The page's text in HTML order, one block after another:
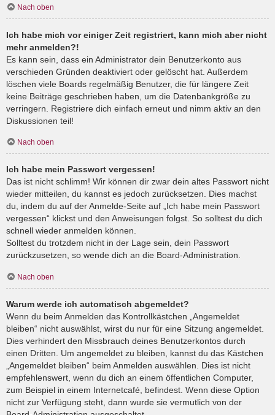
Nach oben
Ich habe mich vor einiger Zeit registriert, kann mich aber nicht
mehr anmelden?!
Es kann sein, dass ein Administrator dein Benutzerkonto aus
verschieden Gründen deaktiviert oder gelöscht hat. Außerdem
löschen viele Boards regelmäßig Benutzer, die für längere Zeit
keine Beiträge geschrieben haben, um die Datenbankgröße zu
verringern. Registriere dich einfach erneut und nimm aktiv an den
Diskussionen teil!
Nach oben
Ich habe mein Passwort vergessen!
Das ist nicht schlimm! Wir können dir zwar dein altes Passwort nicht
wieder mitteilen, du kannst es jedoch zurücksetzen. Dies machst
du, indem du auf der Anmelde-Seite auf „Ich habe mein Passwort
vergessen“ klickst und den Anweisungen folgst. So solltest du dich
schnell wieder anmelden können.
Solltest du trotzdem nicht in der Lage sein, dein Passwort
zurückzusetzen, so wende dich an die Board-Administration.
Nach oben
Warum werde ich automatisch abgemeldet?
Wenn du beim Anmelden das Kontrollkästchen „Angemeldet
bleiben“ nicht auswählst, wirst du nur für eine Sitzung angemeldet.
Dies verhindert den Missbrauch deines Benutzerkontos durch
einen Dritten. Um angemeldet zu bleiben, kannst du das Kästchen
„Angemeldet bleiben“ beim Anmelden auswählen. Dies ist nicht
empfehlenswert, wenn du dich an einem öffentlichen Computer,
zum Beispiel in einem Internetcafé, befindest. Wenn diese Option
nicht zur Verfügung steht, dann wurde sie vermutlich von der